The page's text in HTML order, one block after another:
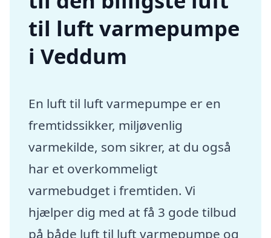
til luft varmepumpe
i Veddum
En luft til luft varmepumpe er en
fremtidssikker, miljøvenlig
varmekilde, som sikrer, at du også
har et overkommeligt
varmebudget i fremtiden. Vi
hjælper dig med at få 3 gode tilbud
på både luft til luft varmepumpe og